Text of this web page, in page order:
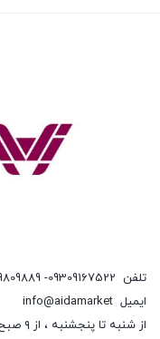
تلفن 09309167522- 09019809889
ایمیل info@aidamarket